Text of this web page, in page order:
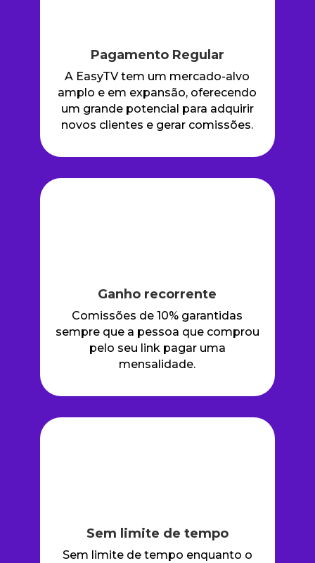
Pagamento Regular
A EasyTV tem um mercado-alvo
amplo e em expansão, oferecendo
um grande potencial para adquirir
novos clientes e gerar comissões.
Ganho recorrente
Comissões de 10% garantidas
sempre que a pessoa que comprou
pelo seu link pagar uma
mensalidade.
Sem limite de tempo
Sem limite de tempo enquanto o